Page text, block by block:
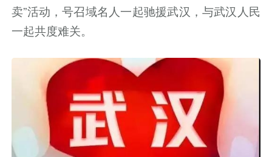
卖”活动，号召域名人一起驰援武汉，与武汉人民
一起共度难关。